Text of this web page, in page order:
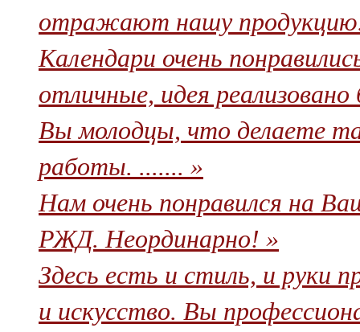
отражают нашу продукцию.
Календари очень
отличные, идея
Вы молодцы, что делаете
работы. ....... »
Нам очень понравился на
РЖД. Неординарно! »
Здесь есть и стиль, и руки
и искусство. Вы